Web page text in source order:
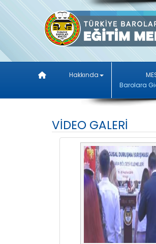
Hakkında
Barolara
VİDEO GALERİ